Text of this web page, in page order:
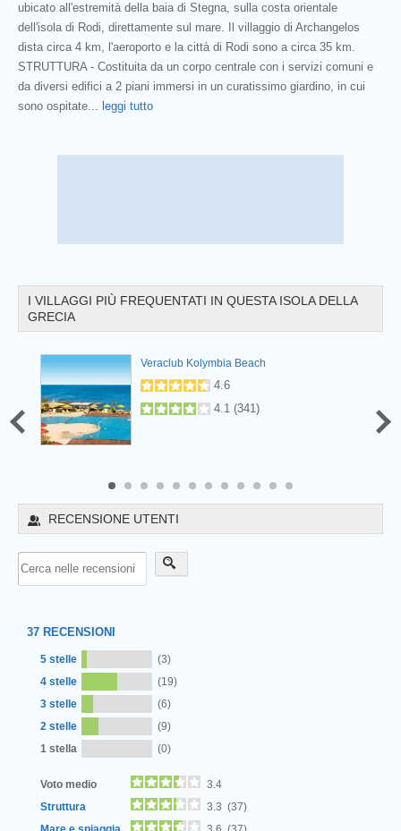
ubicato all'estremità della baia di Stegna, sulla costa orientale
dell'isola di Rodi, direttamente sul mare. Il villaggio di Archangelos
dista circa 4 km, l'aeroporto e la città di Rodi sono a circa 35 km.
STRUTTURA - Costituita da un corpo centrale con i servizi comuni e
da diversi edifici a 2 piani immersi in un curatissimo giardino, in cui
sono ospitate... leggi tutto
I VILLAGGI PIÙ FREQUENTATI IN QUESTA ISOLA DELLA
GRECIA
Veraclub Kolymbia Beach
4.6
4.1 (341)
RECENSIONE UTENTI
37 RECENSIONI
5 stelle
(3)
4 stelle
(19)
3 stelle
(6)
2 stelle
(9)
1 stella
(0)
Voto medio
3.4
Struttura
3.3 (37)